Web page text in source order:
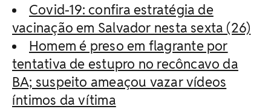
Covid-19: confira estratégia de
vacinação em Salvador nesta sexta (26)
Homem é preso em flagrante por
tentativa de estupro no recôncavo da
BA; suspeito ameaçou vazar vídeos
íntimos da vítima